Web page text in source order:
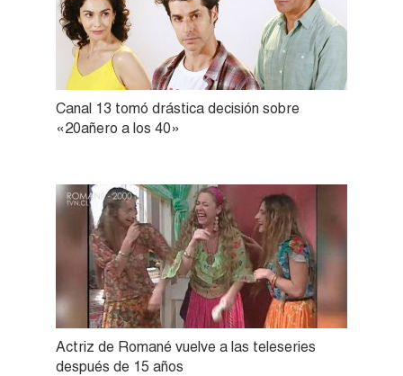
Canal 13 tomó drástica decisión sobre
«20añero a los 40»
Actriz de Romané vuelve a las teleseries
después de 15 años